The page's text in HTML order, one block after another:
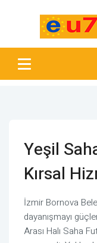
Yeşil
Kırsal
İzmir Bornova
dayanışmayı
Arası Halı Saha